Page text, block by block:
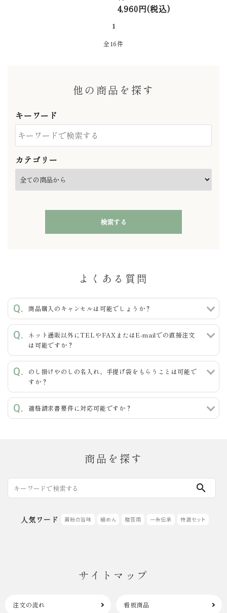
4,960円(税込)
1
全16件
他の商品を探す
キーワード
カテゴリー
検索する
カテゴリー
よくある質問
商品購入のキャンセルは可能でしょうか？
ネット通販以外にTELやFAXまたはE-mailでの直接注文
は可能ですか？
のし掛けやのしの名入れ、手提げ袋をもらうことは可能で
すか？
適格請求書要件に対応可能ですか？
商品を探す
search
人気ワード 澱粉の旨味 細めん 贈答用 一糸伝承 特選セット
サイトマップ
注文の流れ 看板商品